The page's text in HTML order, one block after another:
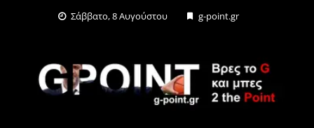
Σάββατο, 8 Αυγούστου g-point.gr
G-POINT.GR